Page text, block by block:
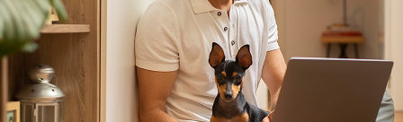
Search products